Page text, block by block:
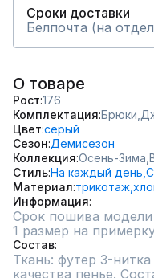
Сроки доставки
Белпочта (на
О товаре
Рост 176
Комплектация Брюки,
Цвет серый
Сезон Демисезон
Коллекция Осень-Зима,
СтильНа каждый день,
Материал трикотаж,
Информация
Срок пошива модели
1 размер на
Состав
Ткань: футер 3-
качества пенье.